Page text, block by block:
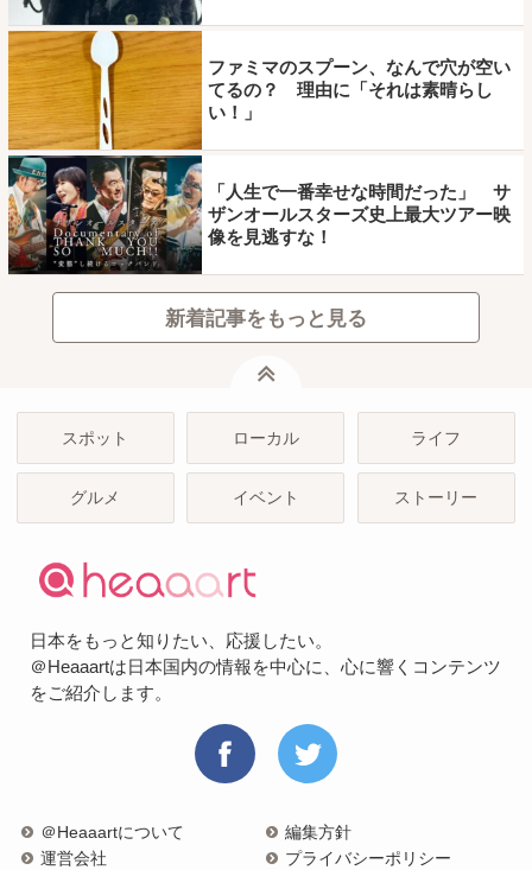
ファミマのスプーン、なんで穴が空い
てるの？ 理由に「それは素晴らし
い！」
「人生で一番幸せな時間だった」 サ
ザンオールスターズ史上最大ツアー映
像を見逃すな！
新着記事をもっと見る
スポット ローカル ライフ
グルメ イベント ストーリー
日本をもっと知りたい、応援したい。
＠Heaaartは日本国内の情報を中心に、心に響くコンテンツ
をご紹介します。
＠Heaaartについて
編集方針
運営会社
プライバシーポリシー